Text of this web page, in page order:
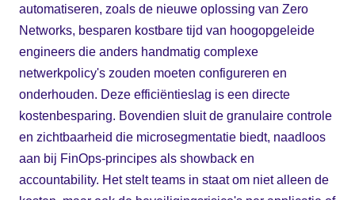
automatiseren, zoals de nieuwe oplossing van Zero
Networks, besparen kostbare tijd van hoogopgeleide
engineers die anders handmatig complexe
netwerkpolicy's zouden moeten configureren en
onderhouden. Deze efficiëntieslag is een directe
kostenbesparing. Bovendien sluit de granulaire controle
en zichtbaarheid die microsegmentatie biedt, naadloos
aan bij FinOps-principes als showback en
accountability. Het stelt teams in staat om niet alleen de